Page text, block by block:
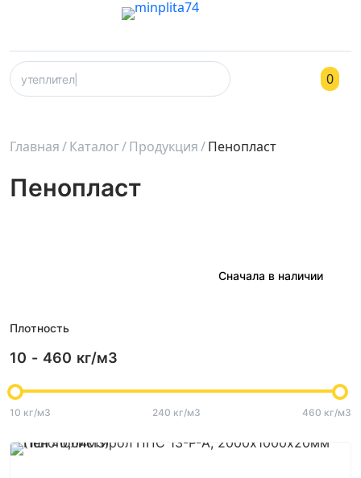
0
Главная Каталог Продукция Пенопласт
Пенопласт
Плотность
10 - 460 кг/м3
10 кг/м3 240 кг/м3 460 кг/м3